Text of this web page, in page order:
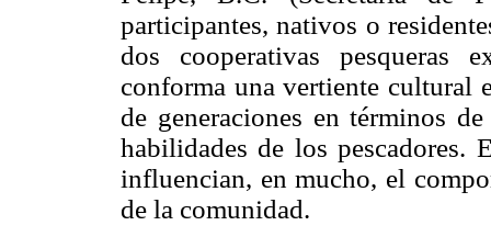
participantes, nativos o
dos cooperativas pesqueras
conforma una vertiente cultural
de generaciones en términos
habilidades de los pescadores.
influencian, en mucho, el
de la comunidad.